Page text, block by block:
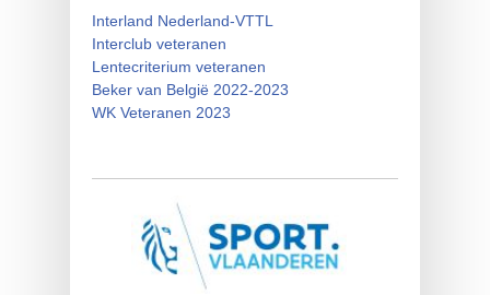
Interland Nederland-VTTL
Interclub veteranen
Lentecriterium veteranen
Beker van België 2022-2023
WK Veteranen 2023